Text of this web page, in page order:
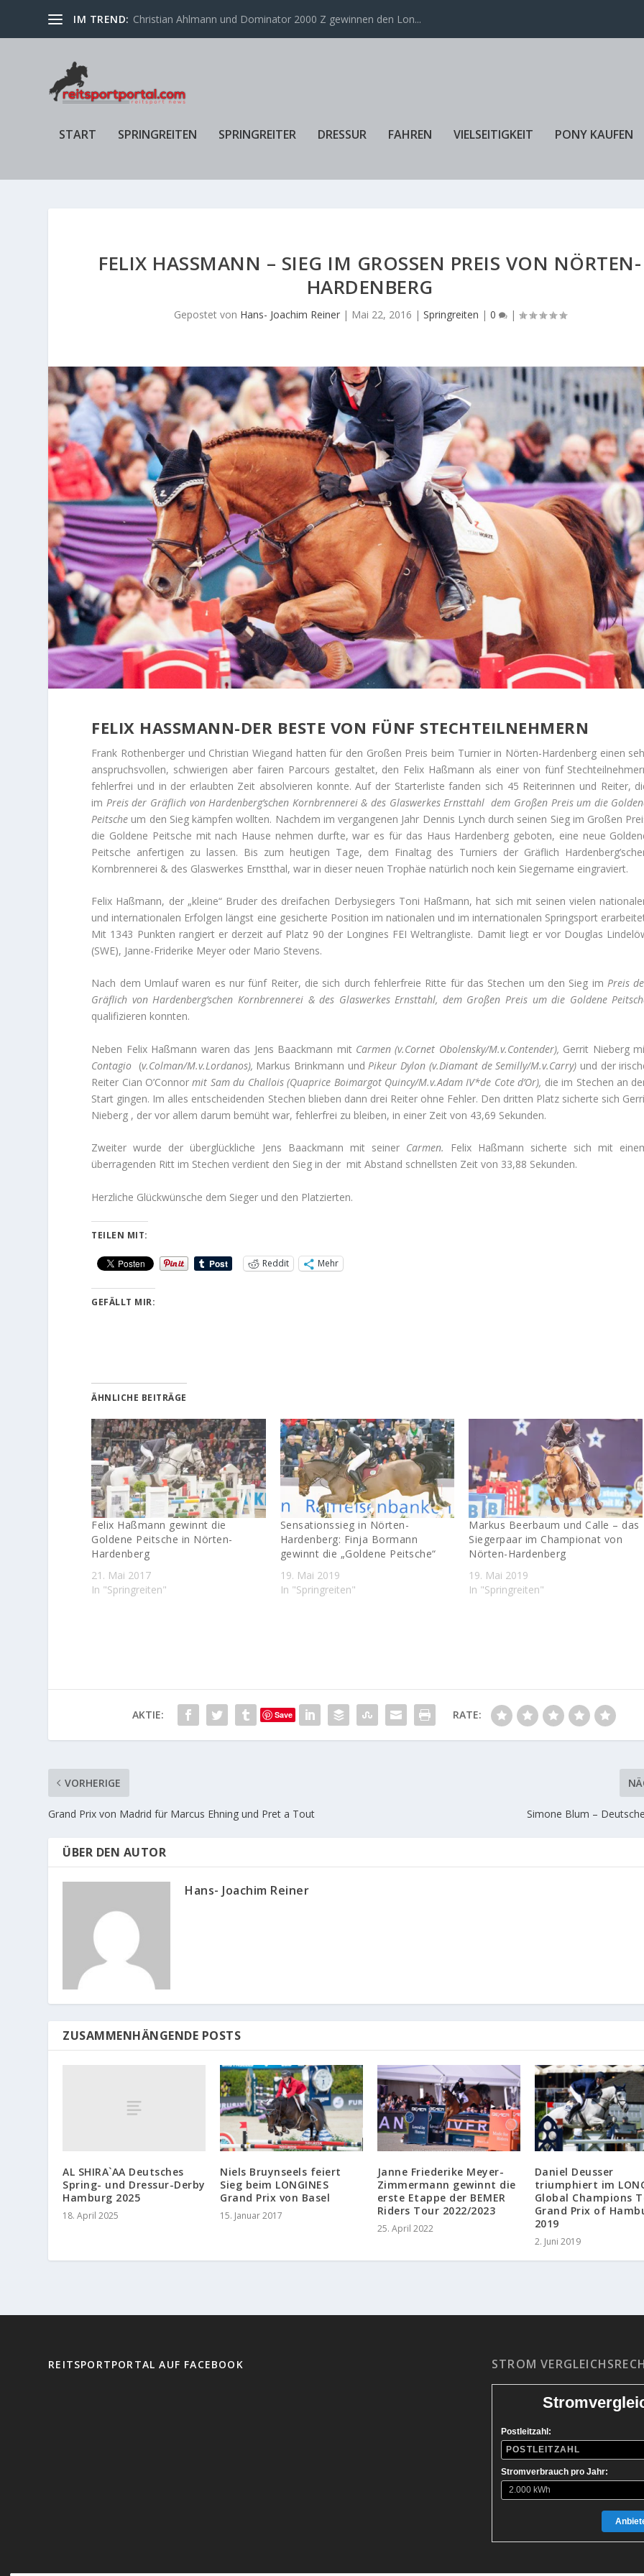
IM TREND: Christian Ahlmann und Dominator 2000 Z gewinnen den Lon...
START SPRINGREITEN SPRINGREITER DRESSUR FAHREN VIELSEITIGKEIT PONY KAUFEN
FELIX HASSMANN – SIEG IM GROSSEN PREIS VON NÖRTEN-HA
RDENBERG
Gepostet von Hans- Joachim Reiner| Mai 22, 2016 | Springreiten | 0 |
FELIX HASSMANN-DER BESTE VON FÜNF STECHTEILNEHMERN
Frank Rothenberger und Christian Wiegand hatten für den Großen Preis beim Turnier in Nörten-Hardenberg einen
anspruchsvollen, schwierigen aber fairen Parcours gestaltet, den Felix Haßmann als einer von fünf
fehlerfrei und in der erlaubten Zeit absolvieren konnte. Auf der Starterliste fanden sich 45 Reiterinnen und Reiter,
im Preis der Gräflich von Hardenberg’schen Kornbrennerei & des Glaswerkes Ernsttahl dem Großen Preis um die
Peitsche um den Sieg kämpfen wollten. Nachdem im vergangenen Jahr Dennis Lynch durch seinen Sieg im Großen
die Goldene Peitsche mit nach Hause nehmen durfte, war es für das Haus Hardenberg geboten, eine neue
Peitsche anfertigen zu lassen. Bis zum heutigen Tage, dem Finaltag des Turniers der Gräflich
Kornbrennerei & des Glaswerkes Ernstthal, war in dieser neuen Trophäe natürlich noch kein Siegername eingraviert.
Felix Haßmann, der „kleine“ Bruder des dreifachen Derbysiegers Toni Haßmann, hat sich mit seinen vielen
und internationalen Erfolgen längst eine gesicherte Position im nationalen und im internationalen Springsport
Mit 1343 Punkten rangiert er derzeit auf Platz 90 der Longines FEI Weltrangliste. Damit liegt er vor Douglas
(SWE), Janne-Friderike Meyer oder Mario Stevens.
Nach dem Umlauf waren es nur fünf Reiter, die sich durch fehlerfreie Ritte für das Stechen um den Sieg imPreis
Gräflich von Hardenberg’schen Kornbrennerei & des Glaswerkes Ernsttahl, dem Großen Preis um die Goldene
qualifizieren konnten.
Neben Felix Haßmann waren das Jens Baackmann mit Carmen (v.Cornet Obolensky/M.v.Contender), Gerrit Nieberg
Contagio (v.Colman/M.v.Lordanos), Markus Brinkmann und Pikeur Dylon (v.Diamant de Semilly/M.v.Carry) und der
Reiter Cian O’Connormit Sam du Challois (Quaprice Boimargot Quincy/M.v.Adam IV*de Cote d’Or), die im Stechen an
Start gingen. Im alles entscheidenden Stechen blieben dann drei Reiter ohne Fehler. Den dritten Platz sicherte sich
Nieberg , der vor allem darum bemüht war, fehlerfrei zu bleiben, in einer Zeit von 43,69 Sekunden.
Zweiter wurde der überglückliche Jens Baackmann mit seiner Carmen.
Felix Haßmann sicherte sich mit
überragenden Ritt im Stechen verdient den Sieg in der mit Abstand schnellsten Zeit von 33,88 Sekunden.
Herzliche Glückwünsche dem Sieger und den Platzierten.
TEILEN MIT:
Reddit Mehr
GEFÄLLT MIR:
ÄHNLICHE BEITRÄGE
Felix Haßmann gewinnt die
Goldene Peitsche in Nörten-
Hardenberg
21. Mai 2017
In "Springreiten"
Sensationssieg in Nörten-
Hardenberg: Finja Bormann
gewinnt die „Goldene Peitsche“
19. Mai 2019
In "Springreiten"
Markus Beerbaum und Calle – das
Siegerpaar im Championat von
Nörten-Hardenberg
19. Mai 2019
In "Springreiten"
AKTIE: Save RATE:
VORHERIGE
Grand Prix von Madrid für Marcus Ehning und Pret a Tout Simone Blum –
ÜBER DEN AUTOR
Hans- Joachim Reiner
ZUSAMMENHÄNGENDE POSTS
AL SHIRA`AA Deutsches
Spring- und Dressur-Derby
Hamburg 2025
18. April 2025
Niels Bruynseels feiert
Sieg beim LONGINES
Grand Prix von Basel
15. Januar 2017
Janne Friederike Meyer-
Zimmermann gewinnt die
erste Etappe der BEMER
Riders Tour 2022/2023
25. April 2022
Daniel Deusser
triumphiert im
Global Champions
Grand Prix of
2019
2. Juni 2019
REITSPORTPORTAL AUF FACEBOOK STROM
Postleitzahl:
Stromverbrauch pro Jahr: